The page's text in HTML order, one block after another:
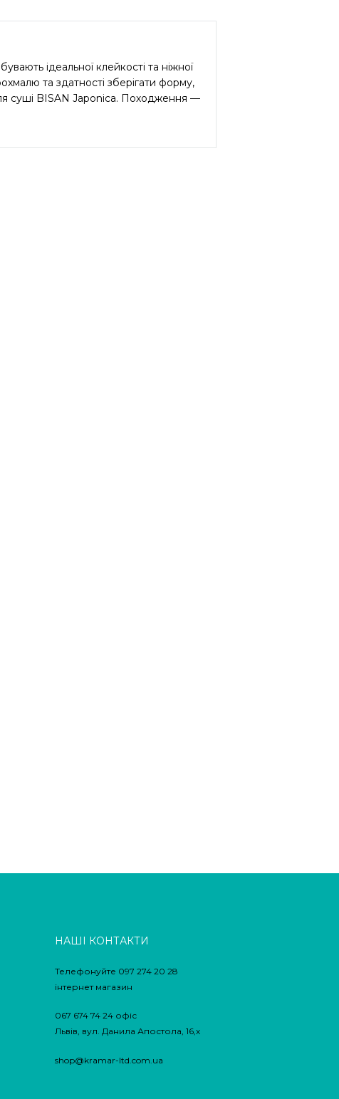
ідеальної клейкості та ніжної
та здатності зберігати форму,
суші BISAN Japonica. Походження —
НАШІ КОНТАКТИ
Телефонуйте 097 274 20 28
інтернет магазин
067 674 74 24 офіс
Львів, вул. Данила Апостола, 16,х
shop@kramar-ltd.com.ua